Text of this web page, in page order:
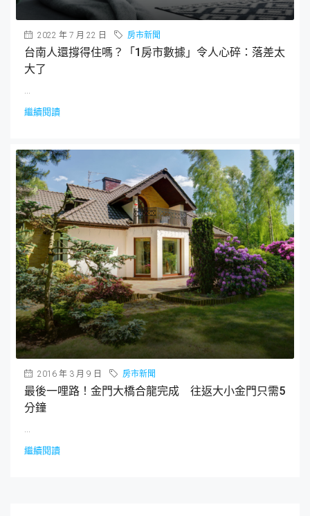
2022 年 7 月 22 日 房市新聞
台南人還撐得住嗎？「1房市數據」令人心碎：落差太
大了
...
繼續閱讀
2016 年 3 月 9 日 房市新聞
最後一哩路！金門大橋合龍完成 往返大小金門只需5
分鐘
繼續閱讀